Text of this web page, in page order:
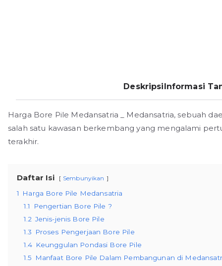
Deskripsi Informasi
Harga Bore Pile Medansatria _ Medansatria, sebuah
salah satu kawasan berkembang yang mengalami
terakhir.
Daftar Isi Sembunyikan
1
Harga Bore Pile Medansatria
1.1
Pengertian Bore Pile ?
1.2 Jenis-jenis Bore Pile
1.3
Proses Pengerjaan Bore Pile
1.4 Keunggulan Pondasi Bore Pile
1.5
Manfaat Bore Pile Dalam Pembangunan di